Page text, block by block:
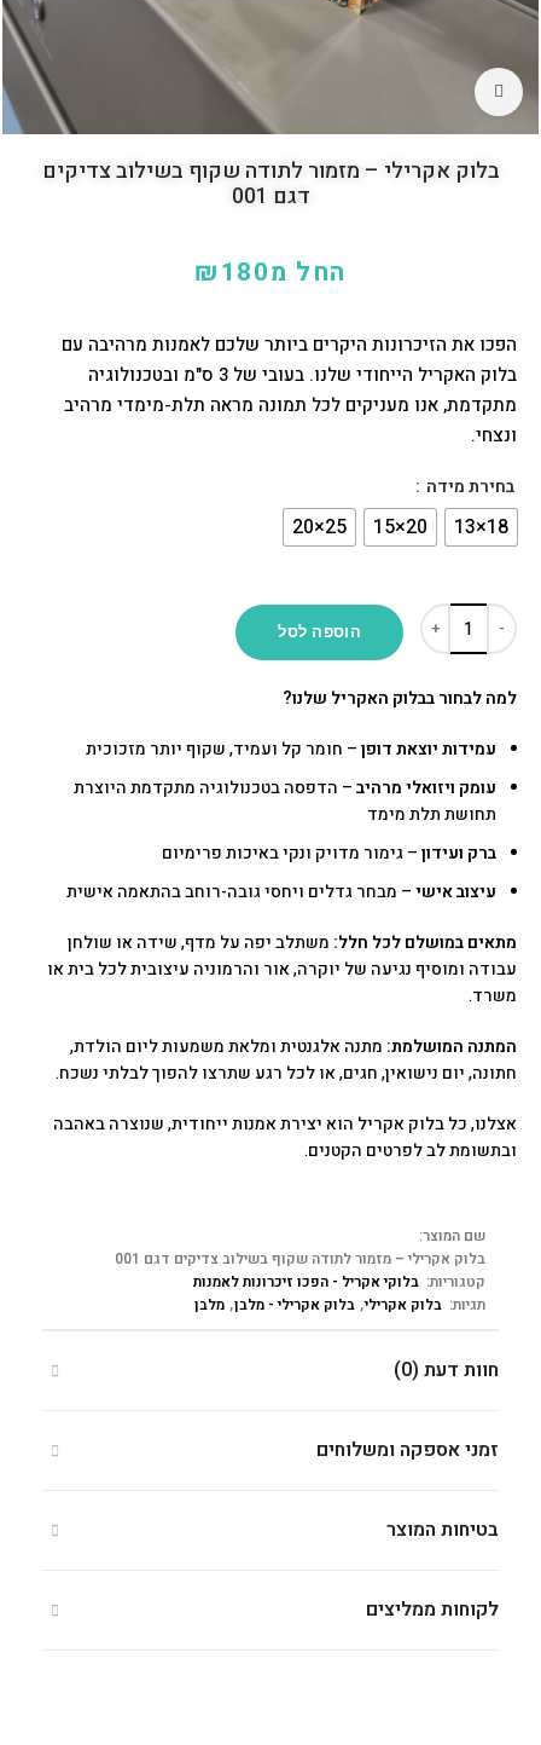
בלוק אקרילי – מזמור לתודה שקוף בשילוב צדיקים
דגם 001
החל מ ₪180
הפכו את הזיכרונות היקרים ביותר שלכם לאמנות מרהיבה עם
בלוק האקריל הייחודי שלנו. בעובי של 3 ס"מ ובטכנולוגיה
מתקדמת, אנו מעניקים לכל תמונה מראה תלת-מימדי מרהיב
ונצחי.
בחירת מידה
הוספה לסל
למה לבחור בבלוק האקריל שלנו?
עמידות יוצאת דופן– חומר קל ועמיד, שקוף יותר מזכוכית
עומק ויזואלי מרהיב– הדפסה בטכנולוגיה מתקדמת היוצרת
תחושת תלת מימד
ברק ועידון– גימור מדויק ונקי באיכות פרימיום
עיצוב אישי– מבחר גדלים ויחסי גובה-רוחב בהתאמה אישית
מתאים במושלם לכל חלל: משתלב יפה על מדף, שידה או שולחן
עבודה ומוסיף נגיעה של יוקרה, אור והרמוניה עיצובית לכל בית או
משרד.
המתנה המושלמת: מתנה אלגנטית ומלאת משמעות ליום הולדת,
חתונה, יום נישואין, חגים, או לכל רגע שתרצו להפוך לבלתי נשכח.
אצלנו, כל בלוק אקריל הוא יצירת אמנות ייחודית, שנוצרה באהבה
ובתשומת לב לפרטים הקטנים.
שם המוצר:
בלוק אקרילי – מזמור לתודה שקוף בשילוב צדיקים דגם 001
קטגוריות: בלוקי אקריל - הפכו זיכרונות לאמנות
תגיות: בלוק אקרילי, בלוק אקרילי - מלבן, מלבן
חוות דעת (0)
זמני אספקה ומשלוחים
בטיחות המוצר
לקוחות ממליצים